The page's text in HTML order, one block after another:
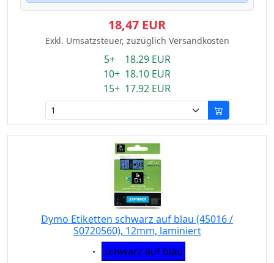
18,47 EUR
Exkl. Umsatzsteuer, zuzüglich Versandkosten
5+ 18.29 EUR
10+ 18.10 EUR
15+ 17.92 EUR
Dymo Etiketten schwarz auf blau (45016 /
S0720560), 12mm, laminiert
Eigenschaft:
schwarz auf blau